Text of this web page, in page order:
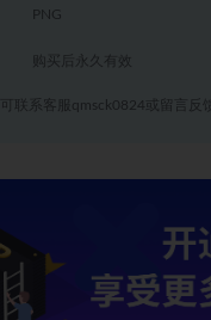
PNG
购买后永久有效
联系客服qmsck0824或留言反馈